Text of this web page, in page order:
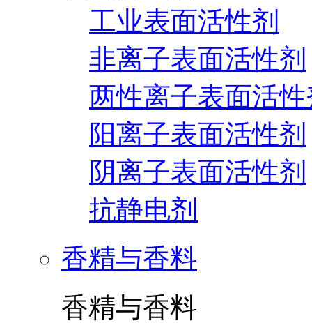
工业表面活性剂
非离子表面活性剂
两性离子表面活
阳离子表面活性剂
阴离子表面活性剂
抗静电剂
香精与香料
香精与香料